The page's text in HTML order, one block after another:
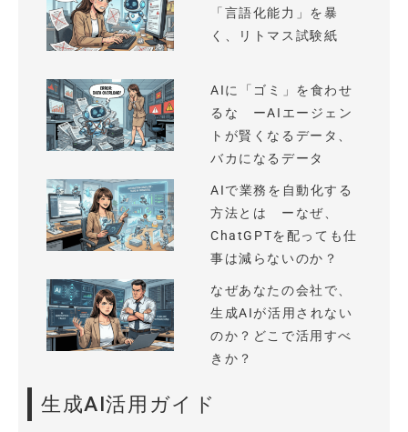
「言語化能力」を暴
く、リトマス試験紙
AIに「ゴミ」を食わせ
るな ーAIエージェン
トが賢くなるデータ、
バカになるデータ
AIで業務を自動化する
方法とは ーなぜ、
ChatGPTを配っても仕
事は減らないのか？
なぜあなたの会社で、
生成AIが活用されない
のか？どこで活用すべ
きか？
生成AI活用ガイド